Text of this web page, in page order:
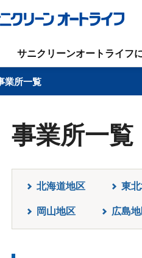
業所一覧
事業所一覧
北海道地区 東
岡山地区 広島
サニクリーンオートライフ